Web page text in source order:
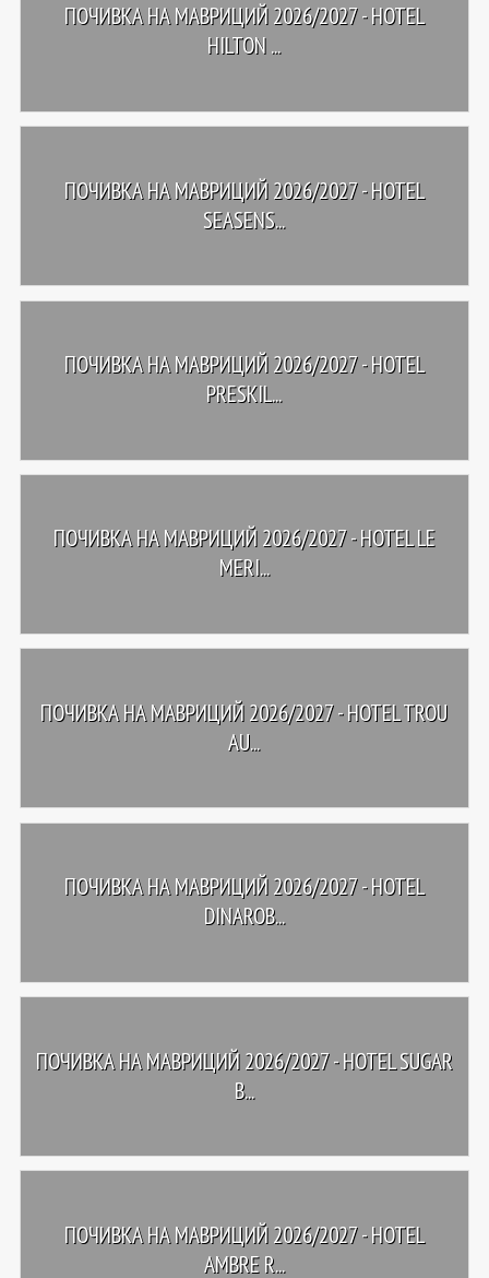
ПОЧИВКА НА МАВРИЦИЙ 2026/2027 - HOTEL
HILTON ...
ПОЧИВКА НА МАВРИЦИЙ 2026/2027 - HOTEL
SEASENS...
ПОЧИВКА НА МАВРИЦИЙ 2026/2027 - HOTEL
PRESKIL...
ПОЧИВКА НА МАВРИЦИЙ 2026/2027 - HOTEL LE
MERI...
ПОЧИВКА НА МАВРИЦИЙ 2026/2027 - HOTEL TROU
AU...
ПОЧИВКА НА МАВРИЦИЙ 2026/2027 - HOTEL
DINAROB...
ПОЧИВКА НА МАВРИЦИЙ 2026/2027 - HOTEL SUGAR
B...
ПОЧИВКА НА МАВРИЦИЙ 2026/2027 - HOTEL
AMBRE R...